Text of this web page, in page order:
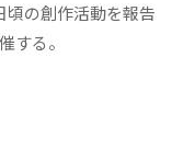
頃の創作活動を報告
する。